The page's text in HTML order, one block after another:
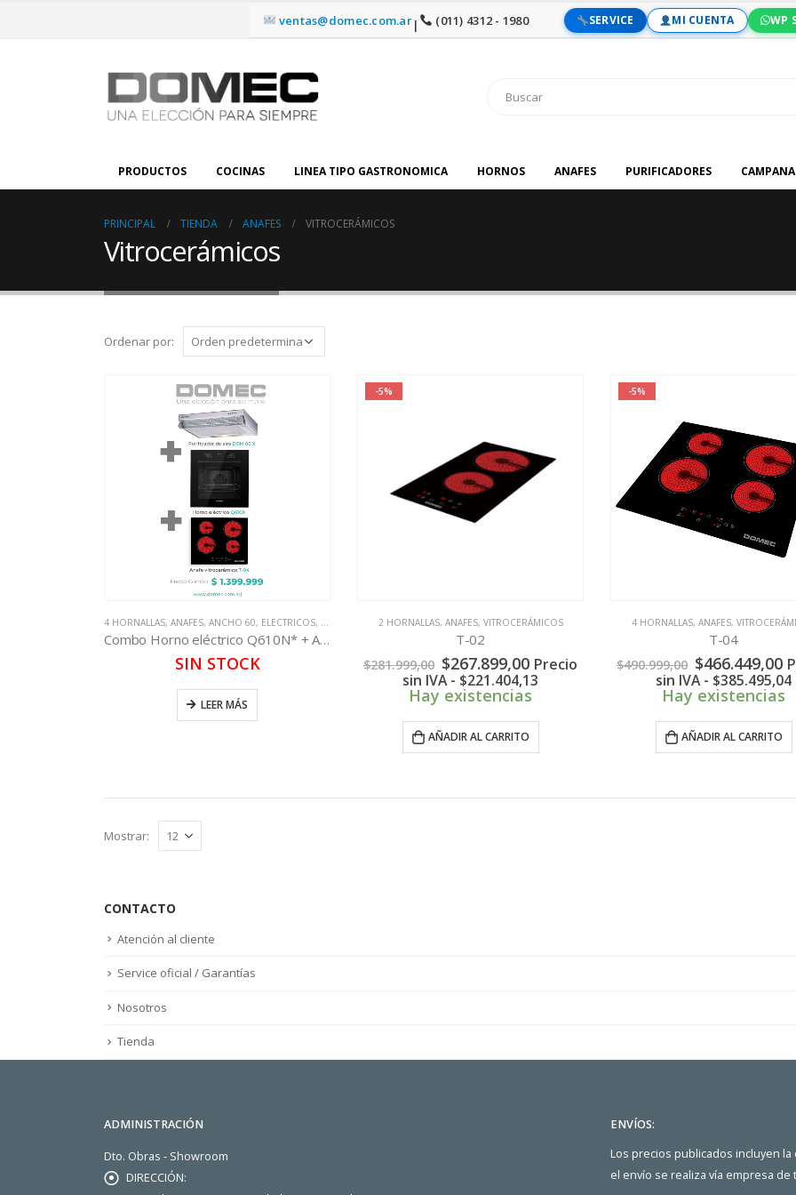
ventas@domec.com.ar| (011) 4312 - 1980 SERVICE MI CUENTA WP
PRODUCTOS COCINAS LINEA TIPO GASTRONOMICA HORNOS ANAFES PURIFICADORES
PRINCIPAL TIENDA ANAFES VITROCERÁMICOS
Vitrocerámicos
Ordenar por:
4 HORNALLAS, ANAFES, ANCHO 60, ELECTRICOS, HORNOS PURIFICADORES, VITROCERÁMICOS
Combo Horno eléctrico Q610N* + Anafe vitrocerámico T-04 + DOM 60 X
SIN STOCK
LEER MÁS
-5%
2 HORNALLAS, ANAFES, VITROCERÁMICOS
T-02
$281.999,00 El
precio
original
$281.999,00.
$267.899,00El
precio
actual
$267.899,00.
Precio
sin IVA - $221.404,13
Hay existencias
AÑADIR AL CARRITO
-5%
4 HORNALLAS, ANAFES,
T-04
$490.999,00 El
precio
original
$490.999,00.
$466.449,00El
sin IVA - $385.495,04
Hay existencias
AÑADIR AL CARRITO
Mostrar:
CONTACTO
Atención al cliente
Service oficial / Garantías
Nosotros
Tienda
ADMINISTRACIÓN
Dto. Obras - Showroom
DIRECCIÓN:
ENVÍOS:
Los precios publicados incluyen
el envío se realiza vía empresa